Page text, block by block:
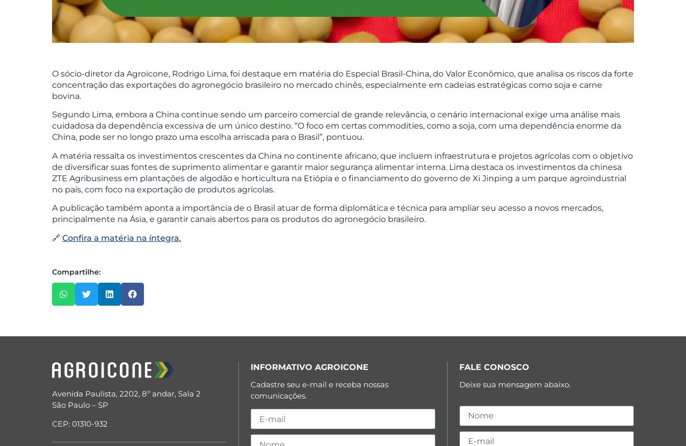
O sócio-diretor da Agroicone, Rodrigo Lima, foi destaque em matéria do Especial Brasil-China, do Valor Econômico, que analisa os riscos da forte
concentração das exportações do agronegócio brasileiro no mercado chinês, especialmente em cadeias estratégicas como soja e carne
bovina.
Segundo Lima, embora a China continue sendo um parceiro comercial de grande relevância, o cenário internacional exige uma análise mais
cuidadosa da dependência excessiva de um único destino. “O foco em certas commodities, como a soja, com uma dependência enorme da
China, pode ser no longo prazo uma escolha arriscada para o Brasil”, pontuou.
A matéria ressalta os investimentos crescentes da China no continente africano, que incluem infraestrutura e projetos agrícolas com o objetivo
de diversificar suas fontes de suprimento alimentar e garantir maior segurança alimentar interna. Lima destaca os investimentos da chinesa
ZTE Agribusiness em plantações de algodão e horticultura na Etiópia e o financiamento do governo de Xi Jinping a um parque agroindustrial
no país, com foco na exportação de produtos agrícolas.
A publicação também aponta a importância de o Brasil atuar de forma diplomática e técnica para ampliar seu acesso a novos mercados,
principalmente na Ásia, e garantir canais abertos para os produtos do agronegócio brasileiro.
🔗 Confira a matéria na íntegra.
Compartilhe:
Avenida Paulista, 2202, 8º andar, Sala 2
São Paulo – SP
CEP: 01310-932
INFORMATIVO AGROICONE
Cadastre seu e-mail e receba nossas
comunicações.
FALE CONOSCO
Deixe sua mensagem abaixo.